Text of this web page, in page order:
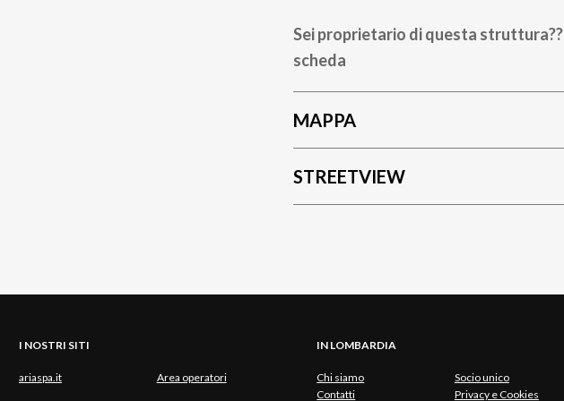
Sei proprietario di questa struttura??
scheda
MAPPA
STREETVIEW
I NOSTRI SITI
ariaspa.it Area operatori
IN LOMBARDIA
Chi siamo
Socio unico
Contatti
Privacy e Cookies